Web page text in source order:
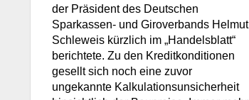
der Präsident des Deutschen
Sparkassen- und Giroverbands Helmut
Schleweis kürzlich im „Handelsblatt“
berichtete. Zu den Kreditkonditionen
gesellt sich noch eine zuvor
ungekannte Kalkulationsunsicherheit